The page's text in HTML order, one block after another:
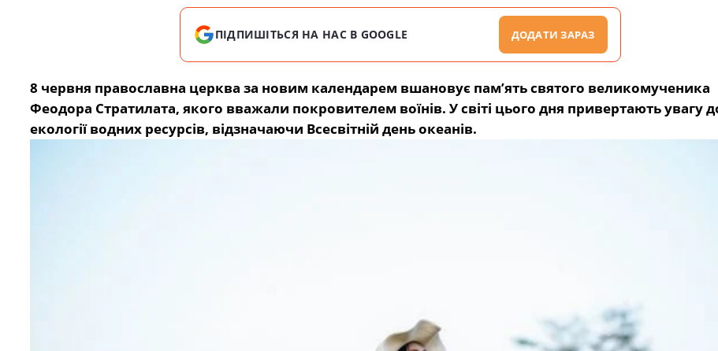
ПІДПИШІТЬСЯ НА НАС В GOOGLE ДОДАТИ ЗАРАЗ
8 червня православна церква за новим календарем вшановує пам’ять святого великомученика
Феодора Стратилата, якого вважали покровителем воїнів. У світі цього дня привертають увагу
екології водних ресурсів, відзначаючи Всесвітній день океанів.